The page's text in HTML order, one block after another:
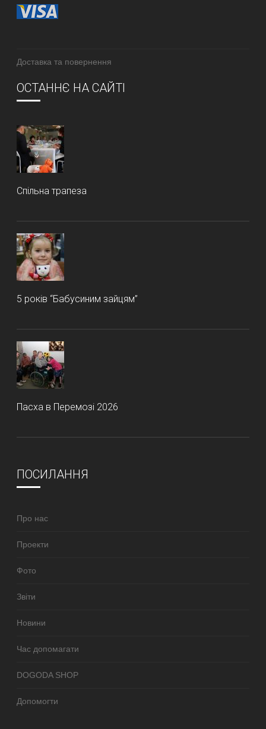
Доставка та повернення
ОСТАННЄ НА САЙТІ
Спільна трапеза
5 років “Бабусиним зайцям”
Пасха в Перемозі 2026
ПОСИЛАННЯ
Про нас
Проекти
Фото
Звіти
Новини
Час допомагати
DOGODA SHOP
Допомогти